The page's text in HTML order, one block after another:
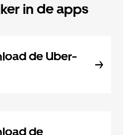
in de apps
de Uber-
de